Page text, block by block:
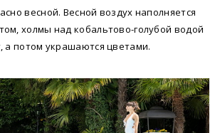
весной. Весной воздух наполняется
холмы над кобальтово-голубой водой
а потом украшаются цветами.